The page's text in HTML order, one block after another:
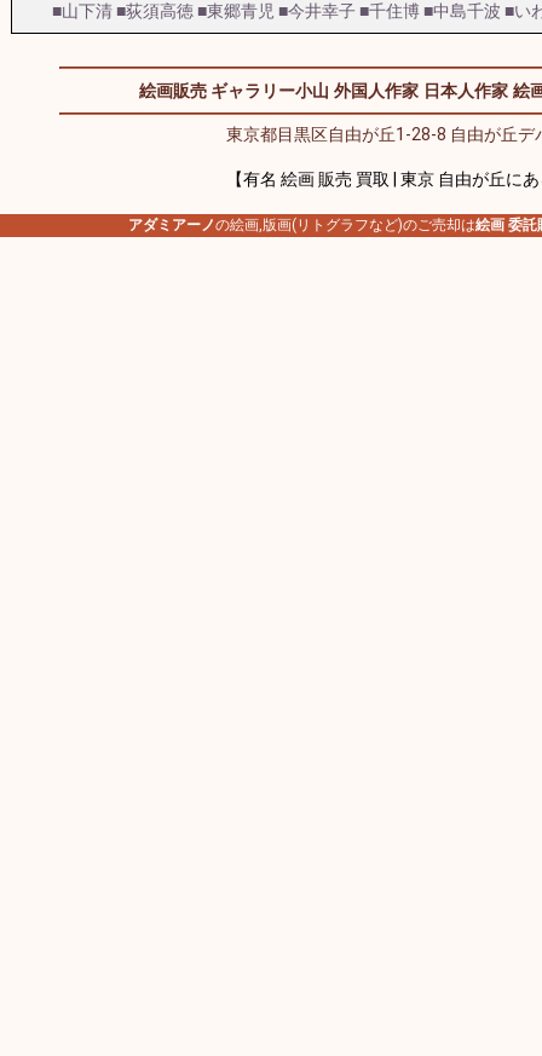
■山下清■荻須高徳■東郷青児 ■今井幸子■千住博■中島千波 ■い
絵画販売 ギャラリー小山 外国人作家 日本人作家 絵
東京都目黒区自由が丘1-28-8 自由が丘デ
【有名 絵画 販売 買取 | 東京 自由が丘に
アダミアーノの絵画,版画(リトグラフなど)のご売却は絵画 委託